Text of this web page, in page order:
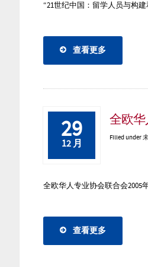
“21世纪中国：留学人员与构
查看更多
29
12 月
全欧华
Filled under
全欧华人专业协会联合会2005
查看更多